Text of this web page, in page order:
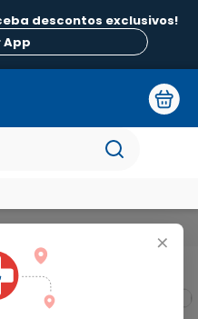
descontos exclusivos!
App
+
Permear